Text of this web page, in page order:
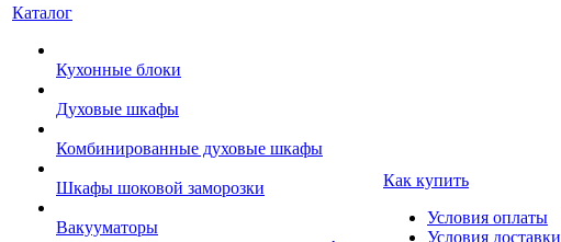
Каталог
Кухонные блоки
Духовые шкафы
Комбинированные духовые шкафы
Шкафы шоковой заморозки
Вакууматоры
Как купить
Условия оплаты
Условия доставки